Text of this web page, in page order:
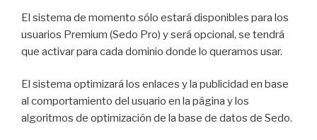
El sistema de momento sólo estará disponibles para los
usuarios Premium (Sedo Pro) y será opcional, se tendrá
que activar para cada dominio donde lo queramos usar.
El sistema optimizará los enlaces y la publicidad en base
al comportamiento del usuario en la página y los
algoritmos de optimización de la base de datos de Sedo.